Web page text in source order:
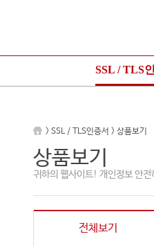
SSL / TLS
설치가이드
TEST 인증서 신청
> SSL / TLS인증서 > 상품보기
상품보기
귀하의 웹사이트! 개인정보 안
전체보기